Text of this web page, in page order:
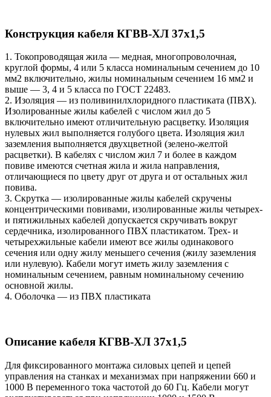
Конструкция кабеля КГВВ-ХЛ 37х1,5
1. Токопроводящая жила — медная, многопроволочная,
круглой формы, 4 или 5 класса номинальным сечением до 10
мм2 включительно, жилы номинальным сечением 16 мм2 и
выше — 3, 4 и 5 класса по ГОСТ 22483.
2. Изоляция — из поливинилхлоридного пластиката (ПВХ).
Изолированные жилы кабелей с числом жил до 5
включительно имеют отличительную расцветку. Изоляция
нулевых жил выполняется голубого цвета. Изоляция жил
заземления выполняется двухцветной (зелено-желтой
расцветки). В кабелях с числом жил 7 и более в каждом
повиве имеются счетная жила и жила направления,
отличающиеся по цвету друг от друга и от остальных жил
повива.
3. Скрутка — изолированные жилы кабелей скручены
концентрическими повивами, изолированные жилы четырех-
и пятижильных кабелей допускается скручивать вокруг
сердечника, изолированного ПВХ пластикатом. Трех- и
четырехжильные кабели имеют все жилы одинакового
сечения или одну жилу меньшего сечения (жилу заземления
или нулевую). Кабели могут иметь жилу заземления с
номинальным сечением, равным номинальному сечению
основной жилы.
4. Оболочка — из ПВХ пластиката
Описание кабеля КГВВ-ХЛ 37х1,5
Для фиксированного монтажа силовых цепей и цепей
управления на станках и механизмах при напряжении 660 и
1000 В переменного тока частотой до 60 Гц. Кабели могут